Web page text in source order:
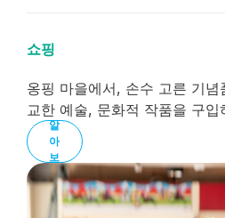
쇼핑
옹핑 마을에서, 손수 고른 기
교한 예술, 문화적 작품을 구입
더
알
아
보
기